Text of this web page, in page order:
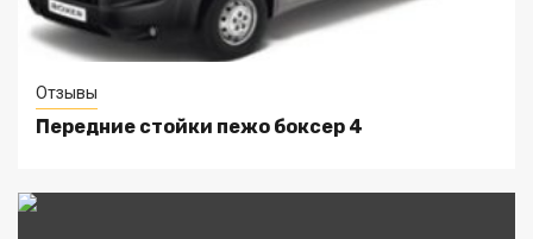
Отзывы
Передние стойки пежо боксер 4